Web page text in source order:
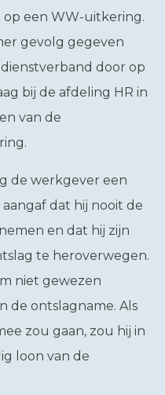
een WW-uitkering.
gevolg gegeven
door op
bij de afdeling HR in
van de
de werkgever een
dat hij nooit de
en dat hij zijn
te heroverwegen.
niet gewezen
de ontslagname. Als
zou gaan, zou hij in
loon van de